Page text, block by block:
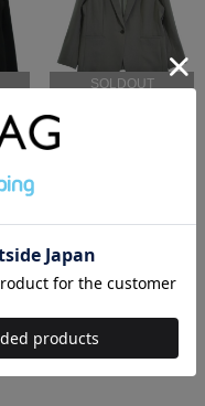
SOLDOUT
INDIVI
ジャケット
サイズ：-(XL位)